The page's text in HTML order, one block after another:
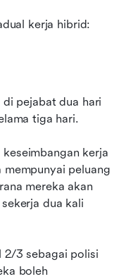
kerja hibrid:
pejabat dua hari
tiga hari.
kerja
peluang
mereka akan
dua kali
2/3 sebagai polisi
boleh